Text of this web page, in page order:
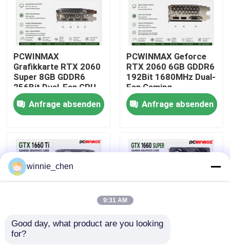
Videos
Über uns
Fabrik-Ausflug
Qualitätskontrolle
Treten Sie mit uns in Verbindung
Fordern Sie ein Zitat
PCWINMAX
Grafikkarte RTX 2060
Super 8GB GDDR6
256Bit Dual-Fan GPU
mit HD+3DP Ray
Tracing für Gaming PC
OEM Großhandel
Anfrage absenden
PCWINMAX Geforce
RTX 2060 6GB GDDR6
192Bit 1680MHz Dual-
Fan Gaming
Grafikkarte mit
HD/DP/DVI auf Lager
für Desktop-
Anfrage absenden
PCWINMAX Geforce
winnie_chen
9:31 AM
Good day, what product are you looking
for?